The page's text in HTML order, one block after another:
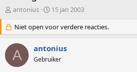
O
d
e
r
w
e
antonius
S
a
r
d
a
15 jan 2003
Niet open voor verdere reacties.
A antonius
Gebruiker